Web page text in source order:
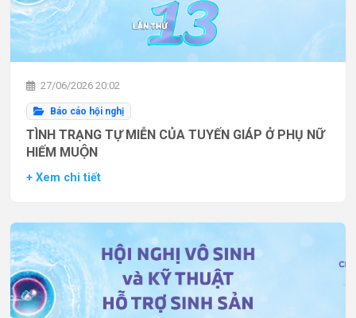
27/06/2026 20:02
Báo cáo hội nghị
TÌNH TRẠNG TỰ MIỄN CỦA TUYẾN GIÁP Ở PHỤ NỮ
HIẾM MUỘN
+ Xem chi tiết